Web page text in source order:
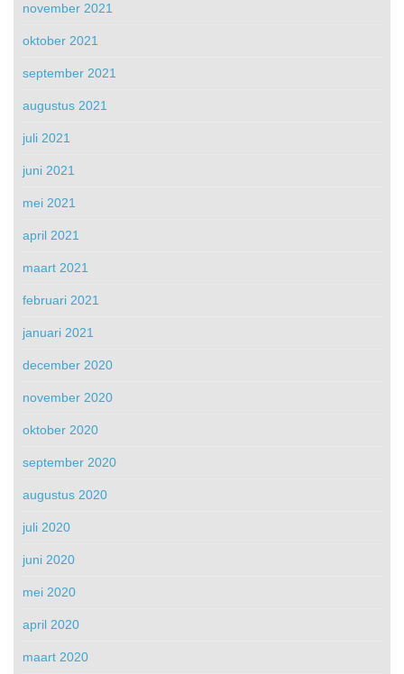
november 2021
oktober 2021
september 2021
augustus 2021
juli 2021
juni 2021
mei 2021
april 2021
maart 2021
februari 2021
januari 2021
december 2020
november 2020
oktober 2020
september 2020
augustus 2020
juli 2020
juni 2020
mei 2020
april 2020
maart 2020